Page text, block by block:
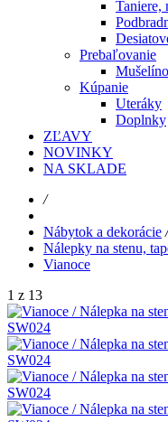
Taniere,
Prebaľovanie
Kúpanie
Uteráky
Doplnky
ZĽAVY
NOVINKY
NA SKLADE
/
Nábytok a dekorácie /
Nálepky na stenu,
Vianoce
1 z 13